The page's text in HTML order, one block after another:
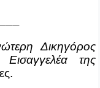
Δικηγόρος
της